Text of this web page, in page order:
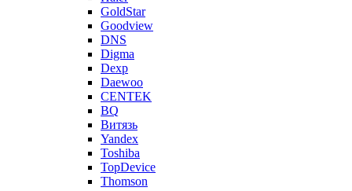
GoldStar
Goodview
DNS
Digma
Dexp
Daewoo
CENTEK
BQ
Витязь
Yandex
Toshiba
TopDevice
Thomson